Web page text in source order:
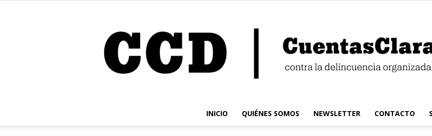
INICIO QUIÉNES SOMOS NEWSLETTER CONTACTO